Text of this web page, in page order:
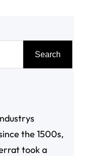
Search
the 1500s,
took a